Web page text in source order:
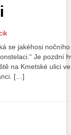
se jakéhosi
Je pozdní
na Kmetské ulici
[…]